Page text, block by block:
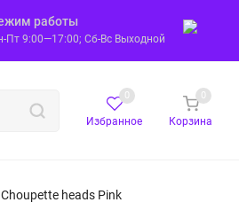
работы
Пт 9:00—17:00; Сб-Вс Выходной
Избранное
0
Корзина
0
heads Pink